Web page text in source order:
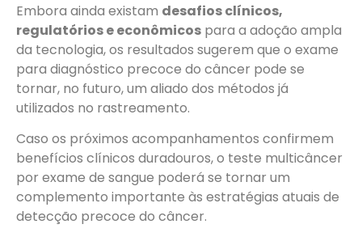
Embora ainda existam desafios clínicos,
regulatórios e econômicos para a adoção ampla
da tecnologia, os resultados sugerem que o exame
para diagnóstico precoce do câncer pode se
tornar, no futuro, um aliado dos métodos já
utilizados no rastreamento.
Caso os próximos acompanhamentos confirmem
benefícios clínicos duradouros, o teste multicâncer
por exame de sangue poderá se tornar um
complemento importante às estratégias atuais de
detecção precoce do câncer.